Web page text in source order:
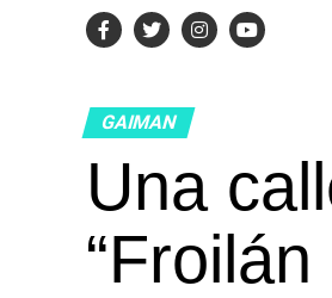
GAIMAN
Una